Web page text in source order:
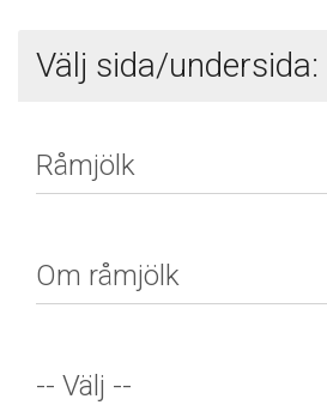
Välj sida/undersida: